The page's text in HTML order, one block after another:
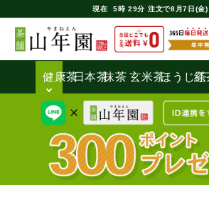
現在 5時 29分 注文で8月7日(金)
健康茶日本茶抹茶 玄米茶ほうじ茶
紅